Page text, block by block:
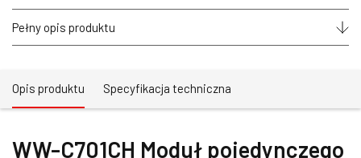
Pełny opis produktu
Opis produktu Specyfikacja techniczna
WW-C701CH Moduł pojedynczego